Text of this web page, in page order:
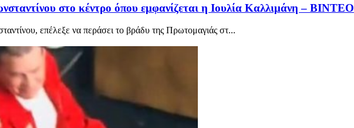
στο κέντρο όπου εμφανίζεται η Ιουλία Καλλιμάνη – ΒΙΝΤΕΟ
επέλεξε να περάσει το βράδυ της Πρωτομαγιάς στ...